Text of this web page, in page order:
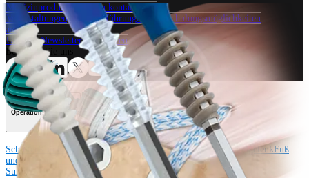
Medizinproduktberater:in kontaktieren
Veranstaltungen, Lab-Vorführungen und Schulungsmöglichkeiten
ansehen
Unseren Newsletter abonnieren
Besuchen Sie uns
Operationsverfahren
Schulter EllenbogenSchulterendoprothetikHand und HandgelenkFuß
und SprunggelenkTrauma Hüfte OrthobiologieCardiothoracic
Surgery
Wirbelsäule